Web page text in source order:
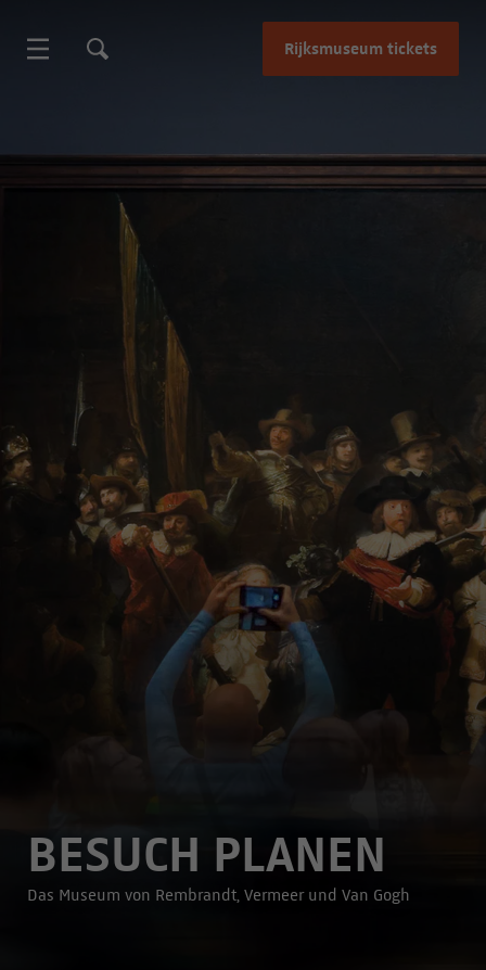
Rijksmuseum tickets
BESUCH PLANEN
Das Museum von Rembrandt, Vermeer und Van Gogh